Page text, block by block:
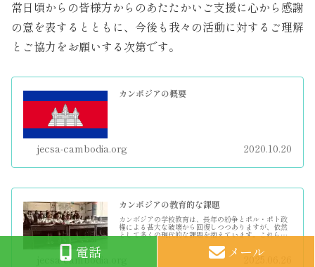
常日頃からの皆様方からのあたたかいご支援に心から感謝
の意を表するとともに、今後も我々の活動に対するご理解
とご協力をお願いする次第です。
カンボジアの概要
jecsa-cambodia.org 2020.10.20
カンボジアの教育的な課題
カンボジアの学校教育は、長年の紛争とポル・ポト政
権による甚大な破壊から回復しつつありますが、依然
として多くの現代的な課題を抱えています。これらの
的、経済的、社会的な要因が存在します。1. 教育の...
jecsa-cambodia.org 2025.06.26
電話 メール